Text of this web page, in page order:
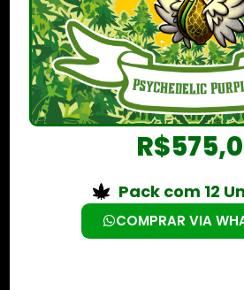
R$
Pack com 12
COMPRAR VIA